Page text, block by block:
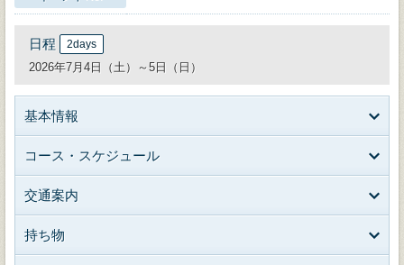
日程 2days
2026年7月4日（土）～5日（日）
基本情報
コース・スケジュール
交通案内
持ち物